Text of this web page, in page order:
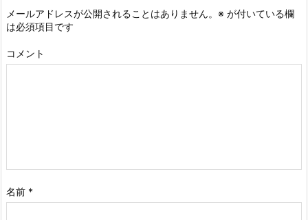
メールアドレスが公開されることはありません。 ※ が付いている欄
は必須項目です
コメント
名前 *